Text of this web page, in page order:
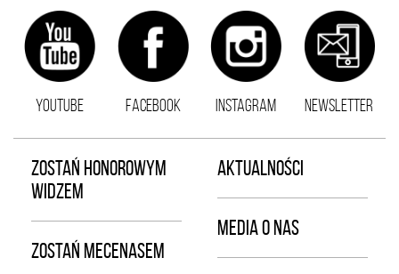
YOUTUBE FACEBOOK INSTAGRAM NEWSLETTER
ZOSTAŃ HONOROWYM
WIDZEM
ZOSTAŃ MECENASEM
AKTUALNOŚCI
MEDIA O NAS